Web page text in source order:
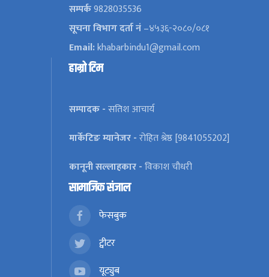
सम्पर्क9828035536
सूचना विभाग दर्ता नं–४५३६-२०८०/०८१
Email:khabarbindu1@gmail.com
हाम्रो टिम
सम्पादक -सतिश आचार्य
मार्केटिङ म्यानेजर -रोहित श्रेष्ठ [9841055202]
कानूनी सल्लाहकार -विकाश चौधरी
सामाजिक संजाल
फेसबुक
ट्वीटर
यूट्युब